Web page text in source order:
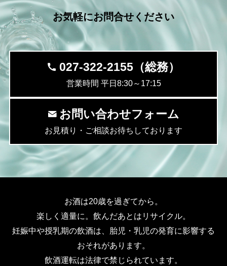
お気軽にお問合せください
027-322-2155（総務）
営業時間 平日8:30～17:15
お問い合わせフォーム
お見積り・ご相談お待ちしております
お酒は20歳を過ぎてから。
楽しく適量に。飲んだあとはリサイクル。
妊娠中や授乳期の飲酒は、胎児・乳児の発育に影響する
おそれがあります。
飲酒運転は法律で禁じられています。